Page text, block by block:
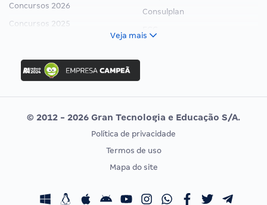
Concursos 2026
Concursos 2025
Concurso Ibama
Concurso MPU
Editais publicados
Consulplan
Vunesp
CONCURSOS POR PROFISSÃO
Concursos Fiscais
EXAME DE ORDEM
Calendário OAB
Veja mais
© 2012 - 2026 Gran Tecnologia e Educação S/A.
Política de privacidade
Termos de uso
Mapa do site